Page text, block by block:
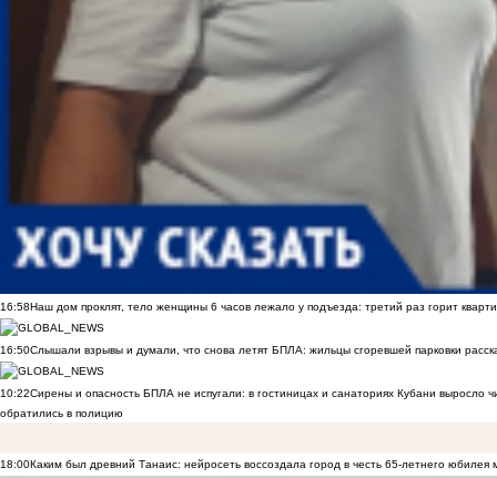
16:58Наш дом проклят, тело женщины 6 часов лежало у подъезда: третий раз горит
16:50Слышали взрывы и думали, что снова летят БПЛА: жильцы сгоревшей парковки
10:22Сирены и опасность БПЛА не испугали: в гостиницах и санаториях Кубани выросло
обратились в полицию
18:00Каким был древний Танаис: нейросеть воссоздала город в честь 65-летнего юбилея